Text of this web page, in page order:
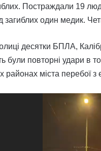
Постраждали 19
загиблих один медик.
десятки БПЛА,
були повторні удари
районах міста перебої